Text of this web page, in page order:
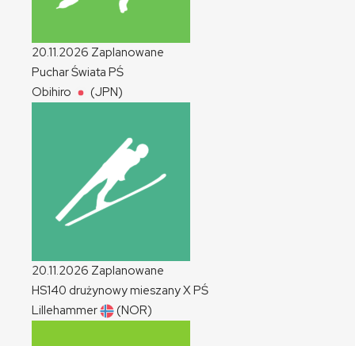
20.11.2026 Zaplanowane
Puchar Świata PŚ
Obihiro
(JPN)
20.11.2026 Zaplanowane
HS140 drużynowy mieszanyXPŚ
Lillehammer
(NOR)